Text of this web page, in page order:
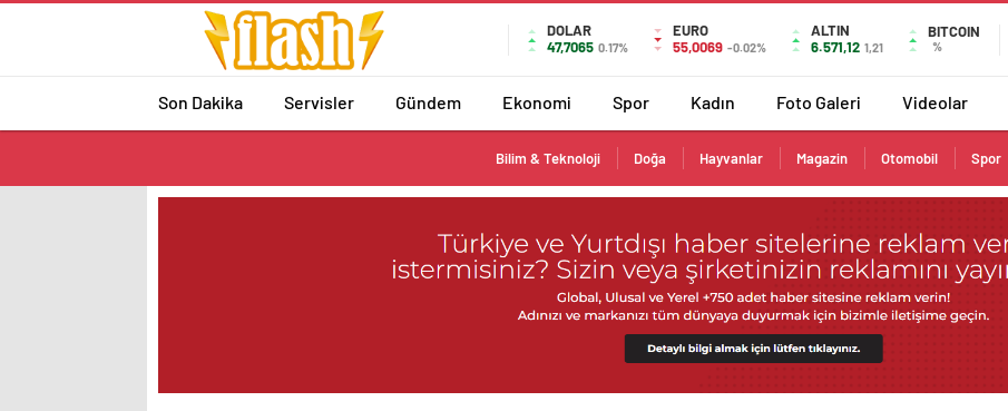
DOLAR
47,7065 0.17%
EURO
55,0069 -0.02%
ALTIN
6.571,12 1,21
BITCOIN
%
Son Dakika Servisler Gündem Ekonomi Spor Kadın Foto Galeri Videolar
Bilim & Teknoloji Doğa Hayvanlar Magazin Otomobil Spor